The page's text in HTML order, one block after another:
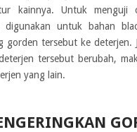
kainnya. Untuk menguji
digunakan untuk bahan
gorden tersebut ke deterjen.
tersebut berubah,
yang lain.